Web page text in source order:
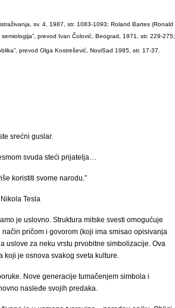
sv. 4, 1987, str. 1083-1093; Roland Bartes (Ronald
semiologija”, prevod Ivan Čolović, Beograd, 1971, str. 229-275;
”, prevod Olga Kostrešević NoviSad 1985, str. 17-37.
srećni guslar.
svuda steći prijatelja…
koristiti svome narodu.”
Nikola Tesla
je uslovno. Struktura mitske svesti omogućuje
pričom i govorom (koji ima smisao opisivanja
uslove za neku vrstu prvobitne simbolizacije. Ova
koji je osnova svakog sveta kulture.
Nove generacije tumačenjem simbola i
nasleđe svojih predaka.